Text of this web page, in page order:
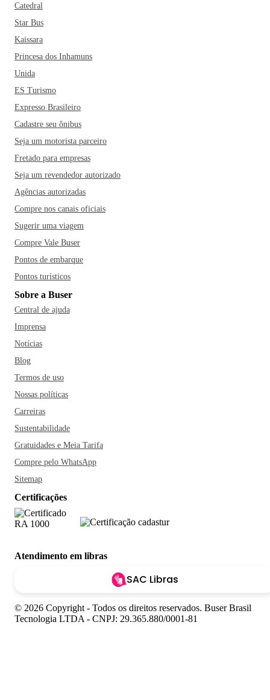
Catedral
Star Bus
Kaissara
Princesa dos Inhamuns
Unida
ES Turismo
Expresso Brasileiro
Cadastre seu ônibus
Seja um motorista parceiro
Fretado para empresas
Seja um revendedor autorizado
Agências autorizadas
Compre nos canais oficiais
Sugerir uma viagem
Compre Vale Buser
Pontos de embarque
Pontos turísticos
Sobre a Buser
Central de ajuda
Imprensa
Notícias
Blog
Termos de uso
Nossas políticas
Carreiras
Sustentabilidade
Gratuidades e Meia Tarifa
Compre pelo WhatsApp
Sitemap
Certificações
Atendimento em libras
SAC Libras
© 2026 Copyright - Todos os direitos reservados. Buser Brasil
Tecnologia LTDA - CNPJ: 29.365.880/0001-81